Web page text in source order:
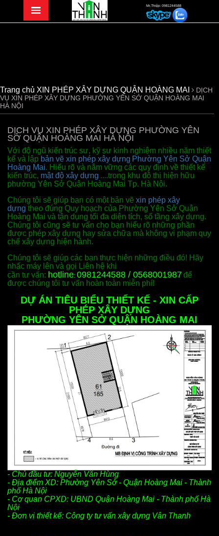
Mr.Thiệp: 0981244588
Trang chủ XIN PHÉP XÂY DỰNG QUẬN HOÀNG MAI
DỊCH
VỤ XIN PHÉP XÂY DỰNG PHƯỜNG YÊN SỞ QUẬN HOÀNG MAI
HÀ NỘI
DỊCH VỤ XIN PHÉP XÂY DỰNG PHƯỜNG YÊN
SỞ QUẬN HOÀNG MAI HÀ NỘI
Với độ ngũ kiến trúc sư, kỹ sư kinh nghiệm nhiều năm thiết
kế và lập bản vẽ xin phép xây dựng Phường Yên Sở Quận
Hoàng Mai. Hiểu rõ và nắm vững các quy định về thiết kế
kiến trúc, mật độ xây dựng ....trong khu đô thị hiện hữu
phường Yên Sở Quận Hoàng Mai Tp. Hà Nội.
Chúng tôi sẽ giúp bạn có một bản vẽ xin phép xây
dựng theo đúng Quy hoạch của Phường Yên Sở Quận
Hoàng Mai và tận dụng tối đa diện tích, số tầng xây dựng.
Chúng tôi cũng sẽ tư vấn cho bạn hiểu rõ những phần
được phép xây dựng hay sửa chữa mà không vi phạm quy
chế xây dựng hiện hành.
Chúng tôi sẽ giúp các bạn thực hiện những điều đó! Hãy
nhấc máy lên và gọi Liên hệ khi
cần tư vấn: hotline: 0981244588 / 0568001987để
được chúng tôi tư vấn hoàn toàn miễn phí!
DỰ ÁN TIÊU BIỂU THIẾT KẾ - XIN CẤP
PHÉP XÂY DỰNG
PHƯỜNG YÊN SỞ QUẬN HOÀNG MAI
- Chủ đầu tư: Nguyễn Văn Hùng
- Địa điểm XD: Phường Yên Sở - Quận Hoàng Mai - Thành
phố Hà Nội
- Cơ quan CPXD: UBND Quận Hoàng Mai - Thành phố Hà
Nội
- Đơn vị thiết kế: Công ty tư vấn xây dựng Vân Thanh